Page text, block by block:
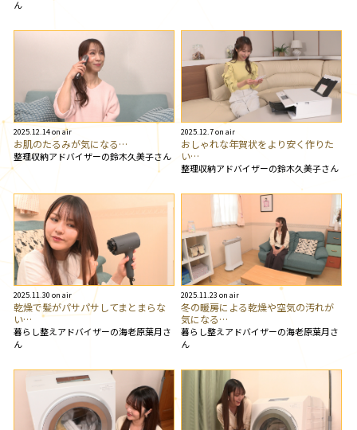
ん
2025.12.14 on air
お肌のたるみが気になる…
整理収納アドバイザーの鈴木久美子さん
2025.12.7 on air
おしゃれな年賀状をより安く作りた
い…
整理収納アドバイザーの鈴木久美子さん
2025.11.30 on air
乾燥で髪がパサパサしてまとまらな
い…
暮らし整えアドバイザーの海老原葉月さ
ん
2025.11.23 on air
冬の暖房による乾燥や空気の汚れが
気になる…
暮らし整えアドバイザーの海老原葉月さ
ん